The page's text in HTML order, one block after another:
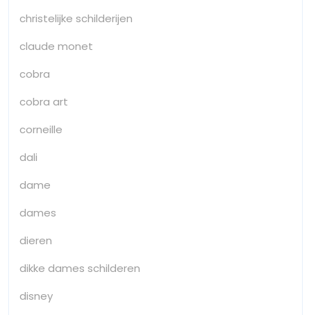
christelijke schilderijen
claude monet
cobra
cobra art
corneille
dali
dame
dames
dieren
dikke dames schilderen
disney